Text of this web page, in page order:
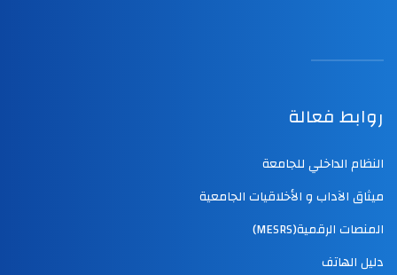
روابط فعالة
النظام الداخلي للجامعة
ميثاق الآداب و الأخلاقيات الجامعية
المنصات الرقمية(MESRS)
دليل الهاتف